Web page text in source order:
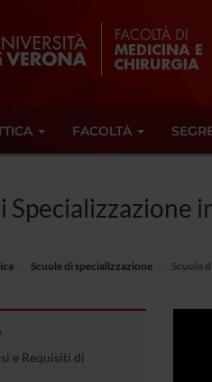
FACOLTÀ
Specializzazione
Scuole di specializzazione Scuola
e Requisiti di